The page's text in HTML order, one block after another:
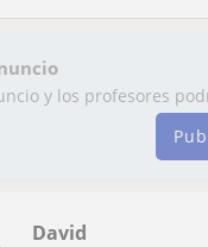
y los profesores
David